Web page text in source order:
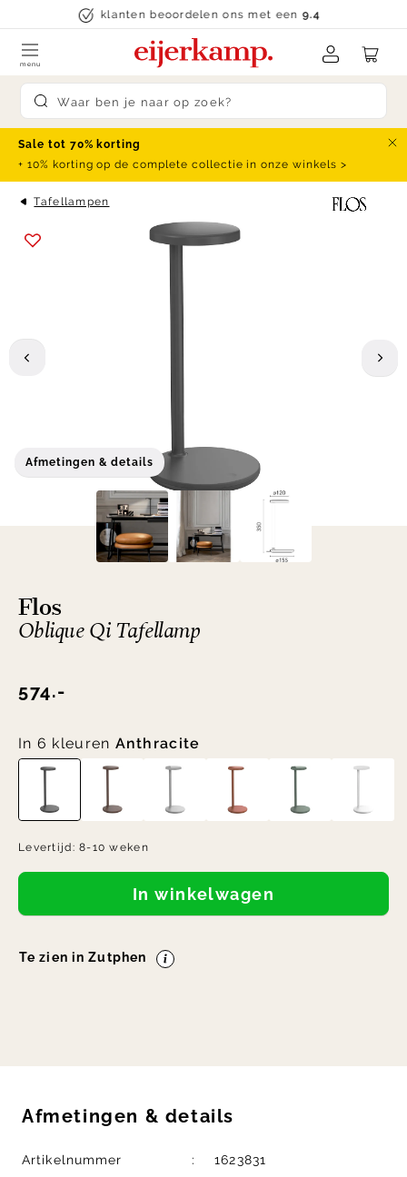
Skip to contentklanten beoordelen ons met een9.4
Submit search
menu
Sale tot 70% korting
+ 10% korting op de complete collectie in onze winkels >
Tafellampen
Afmetingen & details
Flos
Oblique Qi Tafellamp
574.-
In 6 kleuren Anthracite
Levertijd:8-10 weken
In winkelwagen
Te zien in Zutphen
Afmetingen & details
Artikelnummer
1623831